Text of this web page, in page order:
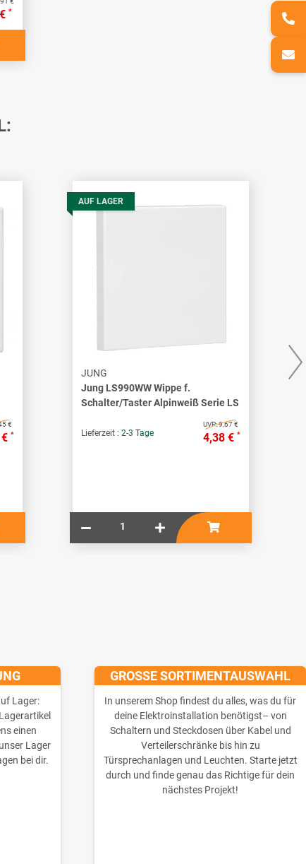
*
€
*
AUF LAGER
JUNG
Jung LS990WW Wippe f.
Schalter/Taster Alpinweiß Serie LS
Lieferzeit : 2-3 Tage
UVP:9,67 €
4,38 € *
Lager:
einen
Lager
bei dir.
GROSSE SORTIMENTAUSWAHL
In unserem Shop findest du alles, was du für
deine Elektroinstallation benötigst– von
Schaltern und Steckdosen über Kabel und
Verteilerschränke bis hin zu
Türsprechanlagen und Leuchten. Starte jetzt
durch und finde genau das Richtige für dein
nächstes Projekt!